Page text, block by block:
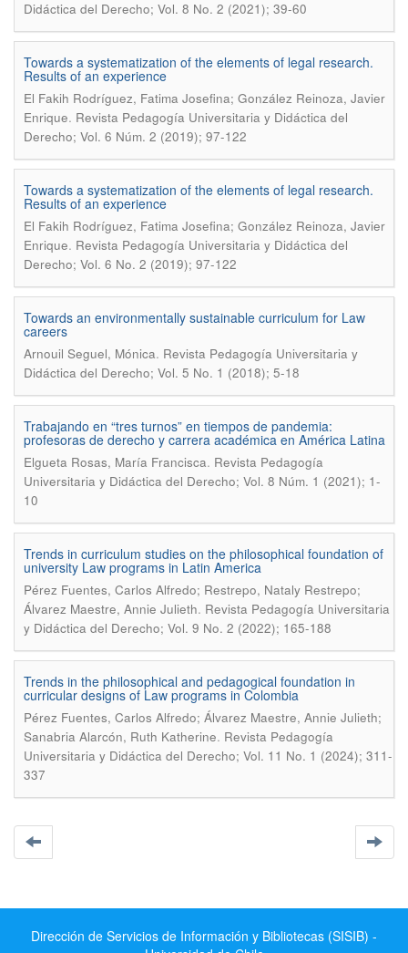
Didáctica del Derecho; Vol. 8 No. 2 (2021); 39-60
Towards a systematization of the elements of legal research.
Results of an experience
El Fakih Rodríguez, Fatima Josefina; González Reinoza, Javier
Enrique. Revista Pedagogía Universitaria y Didáctica del
Derecho; Vol. 6 Núm. 2 (2019); 97-122
Towards a systematization of the elements of legal research.
Results of an experience
El Fakih Rodríguez, Fatima Josefina; González Reinoza, Javier
Enrique. Revista Pedagogía Universitaria y Didáctica del
Derecho; Vol. 6 No. 2 (2019); 97-122
Towards an environmentally sustainable curriculum for Law
careers
Arnouil Seguel, Mónica. Revista Pedagogía Universitaria y
Didáctica del Derecho; Vol. 5 No. 1 (2018); 5-18
Trabajando en “tres turnos” en tiempos de pandemia:
profesoras de derecho y carrera académica en América Latina
Elgueta Rosas, María Francisca. Revista Pedagogía
Universitaria y Didáctica del Derecho; Vol. 8 Núm. 1 (2021); 1-
10
Trends in curriculum studies on the philosophical foundation of
university Law programs in Latin America
Pérez Fuentes, Carlos Alfredo; Restrepo, Nataly Restrepo;
Álvarez Maestre, Annie Julieth. Revista Pedagogía Universitaria
y Didáctica del Derecho; Vol. 9 No. 2 (2022); 165-188
Trends in the philosophical and pedagogical foundation in
curricular designs of Law programs in Colombia
Pérez Fuentes, Carlos Alfredo; Álvarez Maestre, Annie Julieth;
Sanabria Alarcón, Ruth Katherine. Revista Pedagogía
Universitaria y Didáctica del Derecho; Vol. 11 No. 1 (2024); 311-
337
Dirección de Servicios de Información y Bibliotecas (SISIB) -